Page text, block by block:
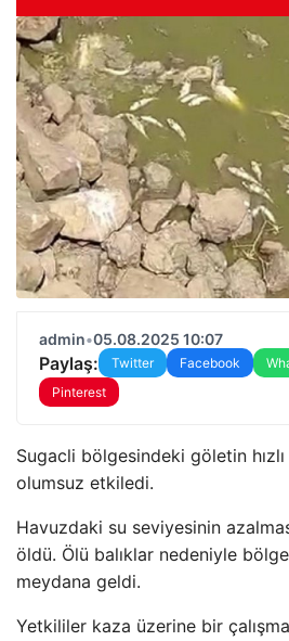
admin•05.08.2025 10:07
Paylaş: Twitter Facebook
Pinterest
Sugacli bölgesindeki göletin
olumsuz etkiledi.
Havuzdaki su seviyesinin
öldü. Ölü balıklar nedeniyle
meydana geldi.
Yetkililer kaza üzerine bir